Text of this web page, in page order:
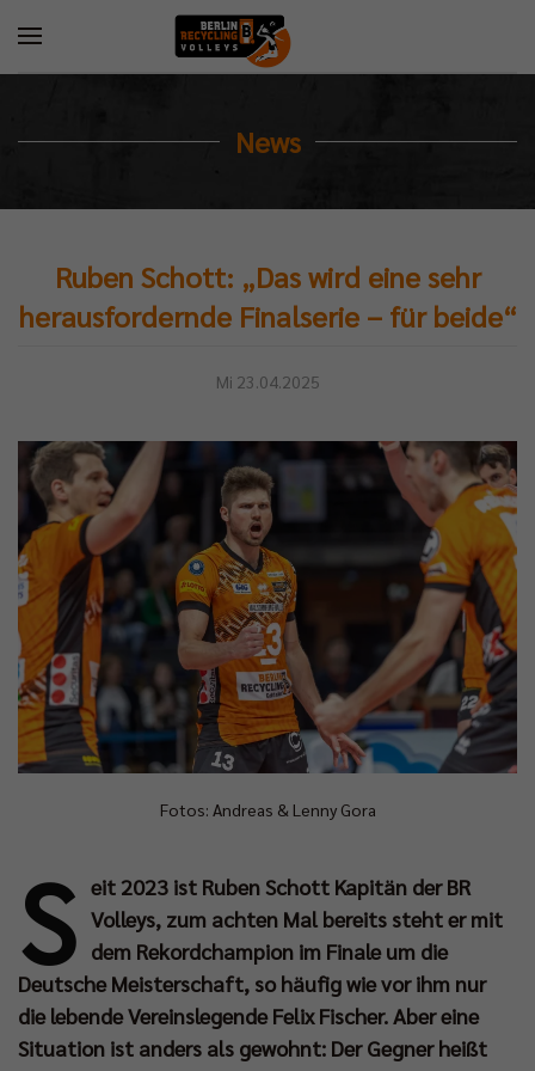
News
Ruben Schott: „Das wird eine sehr
herausfordernde Finalserie – für beide“
Mi 23.04.2025
Fotos: Andreas & Lenny Gora
S eit 2023 ist Ruben Schott Kapitän der BR
Volleys, zum achten Mal bereits steht er mit
dem Rekordchampion im Finale um die
Deutsche Meisterschaft, so häufig wie vor ihm nur
die lebende Vereinslegende Felix Fischer. Aber eine
Situation ist anders als gewohnt: Der Gegner heißt